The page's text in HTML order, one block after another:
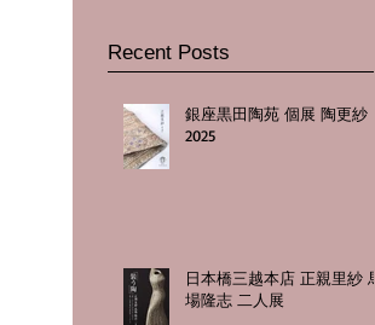
Recent Posts
銀座黒田陶苑 個展 陶更紗
2025
日本橋三越本店 正親里紗 馬
場隆志 二人展